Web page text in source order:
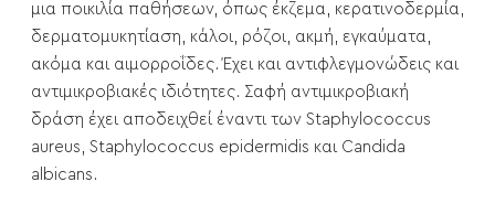
μια ποικιλία παθήσεων, όπως έκζεμα, κερατινοδερμία,
δερματομυκητίαση, κάλοι, ρόζοι, ακμή, εγκαύματα,
ακόμα και αιμορροΐδες. Έχει και αντιφλεγμονώδεις και
αντιμικροβιακές ιδιότητες. Σαφή αντιμικροβιακή
δράση έχει αποδειχθεί έναντι των Staphylococcus
aureus, Staphylococcus epidermidis και Candida
albicans.